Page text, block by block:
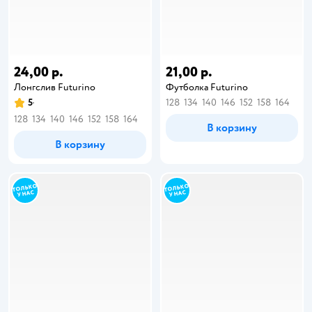
24,00 р.
Лонгслив Futurino
5
128 134 140 146 152 158 164
В корзину
21,00 р.
Футболка Futurino
128 134 140 146 152 158 164
В корзину